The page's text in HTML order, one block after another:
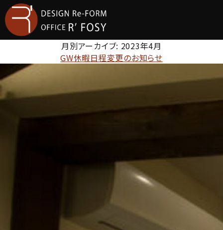
月別アーカイブ: 2023年4月
GW休暇日程変更のお知らせ